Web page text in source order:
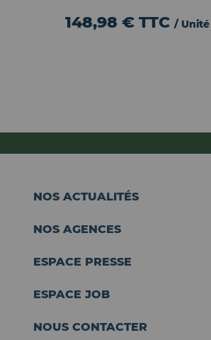
148,98 €TTC / Unité
NOS ACTUALITÉS
NOS AGENCES
ESPACE PRESSE
ESPACE JOB
NOUS CONTACTER